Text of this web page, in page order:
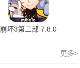
崩坏3第二部 7.8.0
更多>